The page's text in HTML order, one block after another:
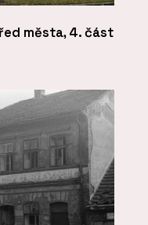
města, 4. část